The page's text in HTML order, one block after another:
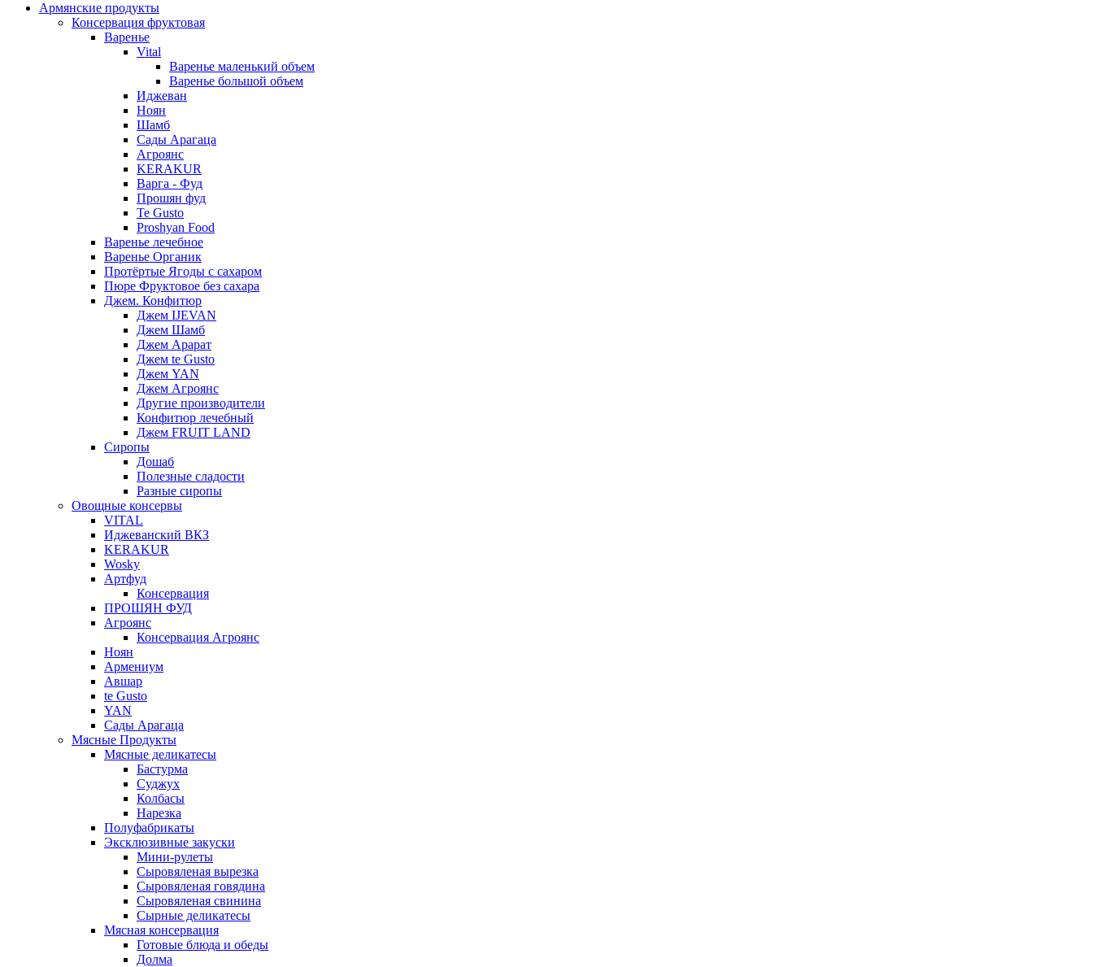
Армянские продукты
Консервация фруктовая
Варенье
Vital
Варенье маленький объем
Варенье большой объем
Иджеван
Ноян
Шамб
Сады Арагаца
Агроянс
KERAKUR
Варга - Фуд
Прошян фуд
Te Gusto
Proshyan Food
Варенье лечебное
Варенье Органик
Протёртые Ягоды с сахаром
Пюре Фруктовое без сахара
Джем. Конфитюр
Джем IJEVAN
Джем Шамб
Джем Арарат
Джем te Gusto
Джем YAN
Джем Агроянс
Другие производители
Конфитюр лечебный
Джем FRUIT LAND
Сиропы
Дошаб
Полезные сладости
Разные сиропы
Овощные консервы
VITAL
Иджеванский ВКЗ
KERAKUR
Wosky
Артфуд
Консервация
ПРОШЯН ФУД
Агроянс
Консервация Агроянс
Ноян
Армениум
Авшар
te Gusto
YAN
Сады Арагаца
Мясные Продукты
Мясные деликатесы
Бастурма
Суджух
Колбасы
Нарезка
Полуфабрикаты
Эксклюзивные закуски
Мини-рулеты
Сыровяленая вырезка
Сыровяленая говядина
Сыровяленая свинина
Сырные деликатесы
Мясная консервация
Готовые блюда и обеды
Долма